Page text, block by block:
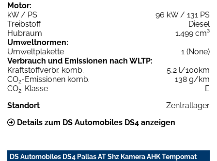
Motor:
kW / PS
96 kW / 131 PS
Treibstoff
Diesel
Hubraum
1.499 cm³
Umweltnormen:
Umweltplakette
1 (None)
Verbrauch und Emissionen nach WLTP:
Kraftstoffverbr. komb.
5,2 l/100km
CO2-Emissionen komb.
138 g/km
CO2-Klasse
E
Standort
Zentrallager
Details zum DS Automobiles DS4 anzeigen
DS Automobiles DS4 Pallas AT Shz Kamera AHK Tempomat